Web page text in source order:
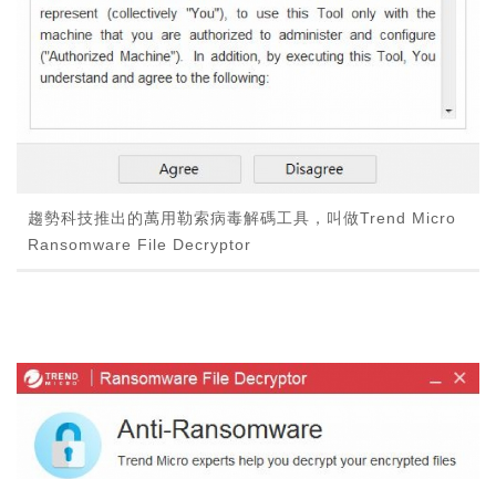
趨勢科技推出的萬用勒索病毒解碼工具，叫做Trend Micro
Ransomware File Decryptor